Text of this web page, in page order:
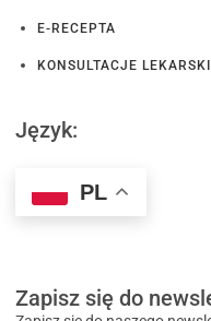
E-RECEPTA
KONSULTACJE
Język:
PL
Zapisz się do